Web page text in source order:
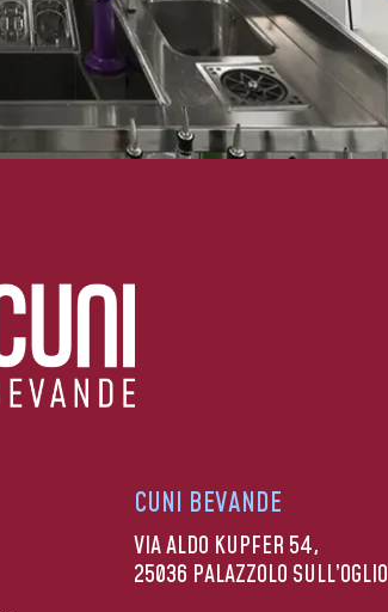
CUNI BEVANDE
VIA ALDO KUPFER 54,
25036 PALAZZOLO SULL’OGLIO